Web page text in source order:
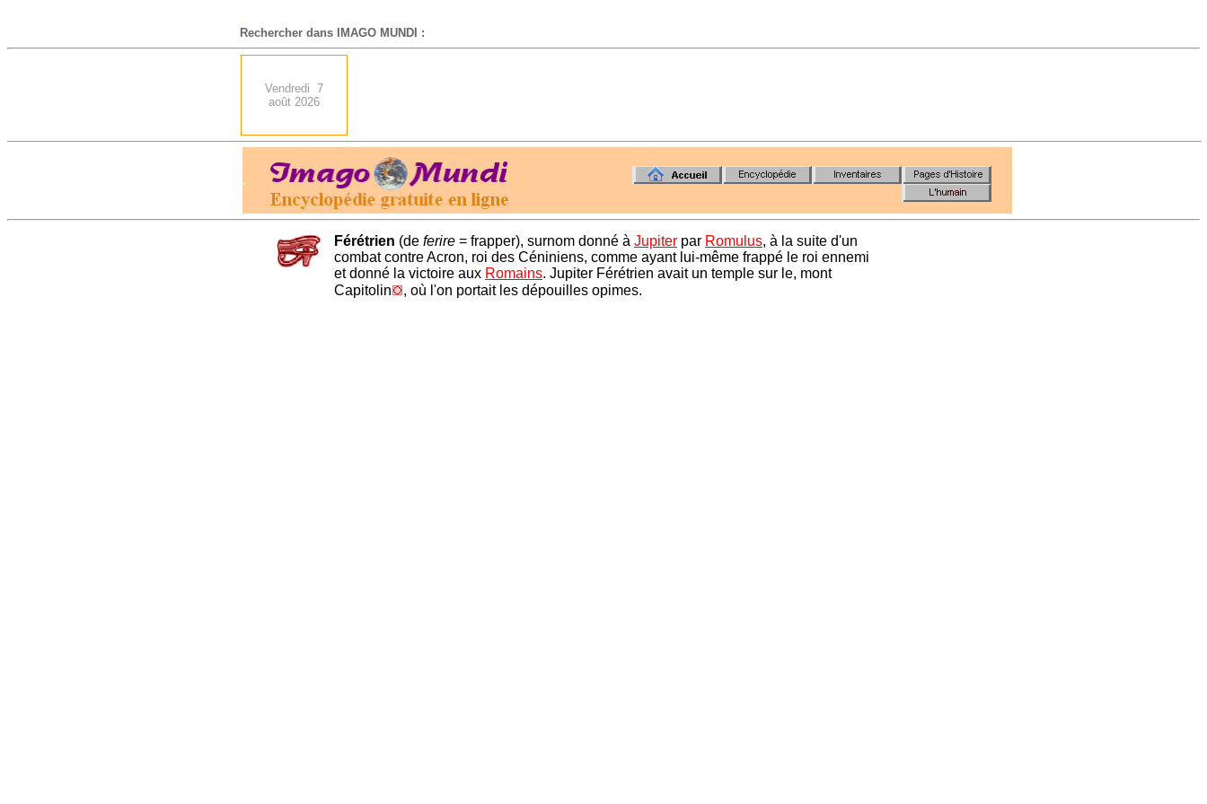
-
Rechercher dans IMAGO MUNDI :
Vendredi 7
août 2026
.
Férétrien (de ferire = frapper), surnom donné à Jupiter par Romulus, à la suite d'un
combat contre Acron, roi des Céniniens, comme ayant lui-même frappé le roi ennemi
et donné la victoire aux Romains. Jupiter Férétrien avait un temple sur le, mont
Capitolin
, où l'on portait les dépouilles opimes.
.